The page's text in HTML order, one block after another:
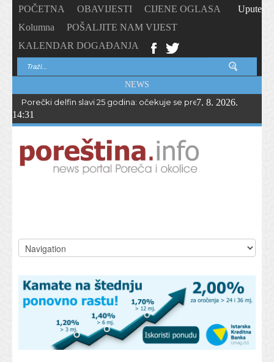
POČETNA OBAVIJESTI
CIJENE OGLASA
Kolumna
POŠALJITE NAM VIJEST
KALENDAR DOGAĐANJA
Upute
NEWS
Porečki delfin slavi 25 godina: očekuje se preko 1.700
7. 8. 2026.
14:31